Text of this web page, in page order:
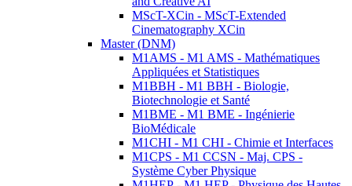
MScT-XCin - MScT-Extended
Cinematography XCin
Master (DNM)
M1AMS - M1 AMS - Mathématiques
Appliquées et Statistiques
M1BBH - M1 BBH - Biologie,
Biotechnologie et Santé
M1BME - M1 BME - Ingénierie
BioMédicale
M1CHI - M1 CHI - Chimie et Interfaces
M1CPS - M1 CCSN - Maj. CPS -
Système Cyber Physique